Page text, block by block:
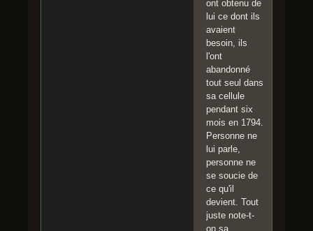
ont obtenu de
lui ce dont ils
avaient
besoin, ils
l'ont
abandonné
tout seul dans
sa cellule
pendant six
mois en 1794.
Personne ne
lui parle,
personne ne
se soucie de
ce qu'il
devient. Tout
juste note-t-
on sa